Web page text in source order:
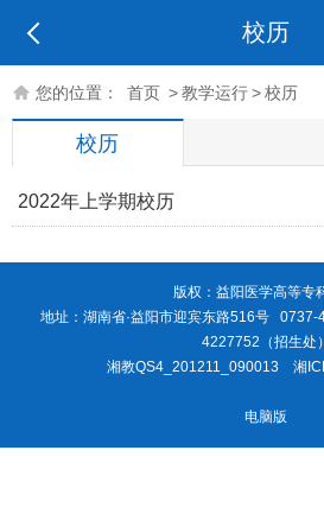
校历
您的位置： 首页 >教学运行>校历
校历
2022年上学期校历
版权：益阳医学高等专
地址：湖南省·益阳市迎宾东路516号
4227752（招生处）
湘教QS4_201211_090013 湘
电脑版